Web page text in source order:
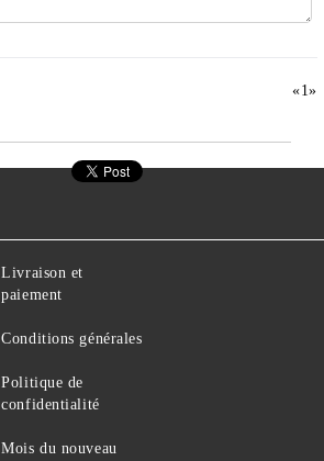
«1»
Livraison et
paiement
Conditions générales
Politique de
confidentialité
Mois du nouveau